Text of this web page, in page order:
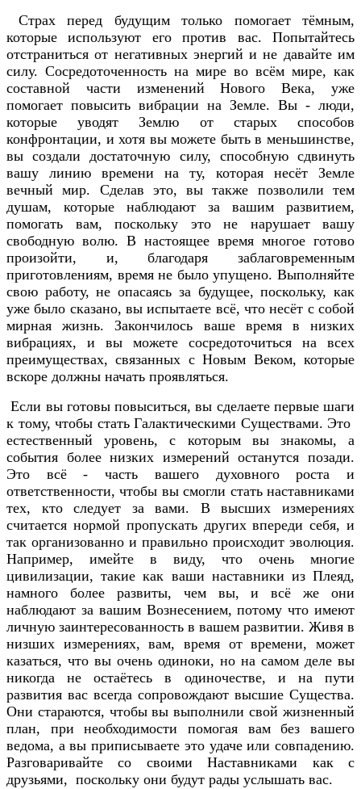
Страх перед будущим только помогает тёмным,
которые используют его против вас. Попытайтесь
отстраниться от негативных энергий и не давайте им
силу. Сосредоточенность на мире во всём мире, как
составной части изменений Нового Века, уже
помогает повысить вибрации на Земле. Вы - люди,
которые уводят Землю от старых способов
конфронтации, и хотя вы можете быть в меньшинстве,
вы создали достаточную силу, способную сдвинуть
вашу линию времени на ту, которая несёт Земле
вечный мир. Сделав это, вы также позволили тем
душам, которые наблюдают за вашим развитием,
помогать вам, поскольку это не нарушает вашу
свободную волю. В настоящее время многое готово
произойти, и, благодаря заблаговременным
приготовлениям, время не было упущено. Выполняйте
свою работу, не опасаясь за будущее, поскольку, как
уже было сказано, вы испытаете всё, что несёт с собой
мирная жизнь. Закончилось ваше время в низких
вибрациях, и вы можете сосредоточиться на всех
преимуществах, связанных с Новым Веком, которые
вскоре должны начать проявляться.
Если вы готовы повыситься, вы сделаете первые шаги
к тому, чтобы стать Галактическими Существами. Это
естественный уровень, с которым вы знакомы, а
события более низких измерений останутся позади.
Это всё - часть вашего духовного роста и
ответственности, чтобы вы смогли стать наставниками
тех, кто следует за вами. В высших измерениях
считается нормой пропускать других впереди себя, и
так организованно и правильно происходит эволюция.
Например, имейте в виду, что очень многие
цивилизации, такие как ваши наставники из Плеяд,
намного более развиты, чем вы, и всё же они
наблюдают за вашим Вознесением, потому что имеют
личную заинтересованность в вашем развитии. Живя в
низших измерениях, вам, время от времени, может
казаться, что вы очень одиноки, но на самом деле вы
никогда не остаётесь в одиночестве, и на пути
развития вас всегда сопровождают высшие Существа.
Они стараются, чтобы вы выполнили свой жизненный
план, при необходимости помогая вам без вашего
ведома, а вы приписываете это удаче или совпадению.
Разговаривайте со своими Наставниками как с
друзьями, поскольку они будут рады услышать вас.